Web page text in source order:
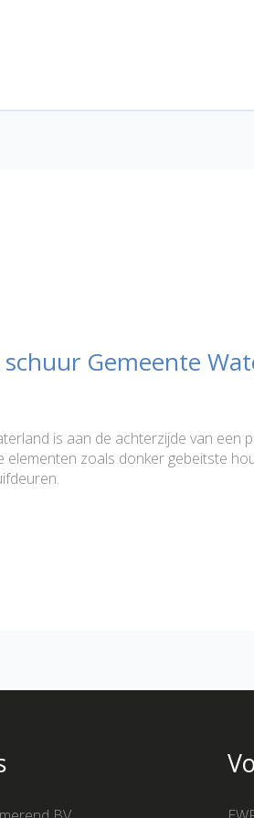
Gemeente
is aan de achterzijde van
elementen zoals donker gebeitste